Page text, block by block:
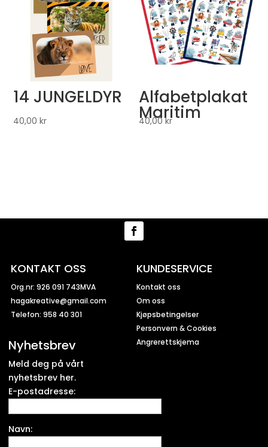
14 JUNGELDYR
40,00kr
Alfabetplakat
Maritim
40,00kr
KONTAKT OSS
Org.nr: 926 091 743MVA
hagakreative@gmail.com
Telefon: 958 40 301
Nyhetsbrev
Meld deg på vårt
nyhetsbrev her.
E-postadresse:
Navn:
KUNDESERVICE
Kontakt oss
Om oss
Kjøpsbetingelser
Personvern & Cookies
Angrerettskjema